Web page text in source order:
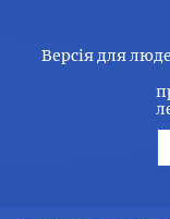
Версія для